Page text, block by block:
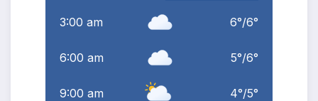
3:00 am 6°/6°
6:00 am 5°/6°
9:00 am 4°/5°